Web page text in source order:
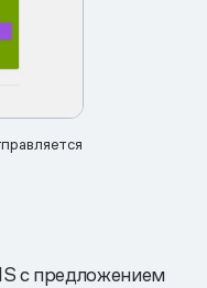
с предложением